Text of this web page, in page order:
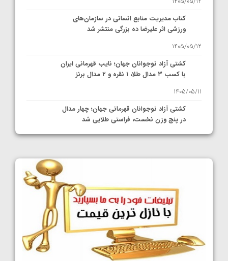
کتاب مدیریت منابع انسانی در سازمان‌های
ورزشی اثر علیرضا ده بزرگی منتشر شد
1405/05/12
کشتی آزاد نوجوانان جهان؛ نایب قهرمانی ایران
با کسب ۳ مدال طلا، ۱ نقره و ۲ مدال برنز
1405/05/11
کشتی آزاد نوجوانان قهرمانی جهان؛ چهار مدال
در پنج وزن نخست، فراستی طلایی شد
1405/05/11
کشتی آزاد نوجوانان جهان؛ رقبای نمایندگان
ایران مشخص شدند
1405/05/08
کشتی فرنگی نوجوانان جهان؛ سکوی تیمی
سوم برای ایران